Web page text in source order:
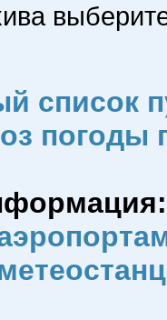
список
погоды